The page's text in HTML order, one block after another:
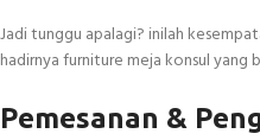
Jadi tunggu apalagi? inilah
hadirnya furniture meja konsul yang
Pemesanan &